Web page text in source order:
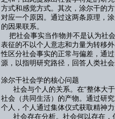
方式和感觉方式。其次，涂尔干的
对应一个原因。通过这两条原理，
的因果联系。
把社会事实当作物并不是认为社
表征的不以个人意志和力量为转移
性区分社会事实的正常与偏差，通
源，以指明研究路径，回答人类社
涂尔干社会学的核心问题
社会与个人的关系。在“整体大于
社会（共同生活）的产物。通过研
个人，个人通过集体仪式获取精神
社会存在分析。社会何以存在，